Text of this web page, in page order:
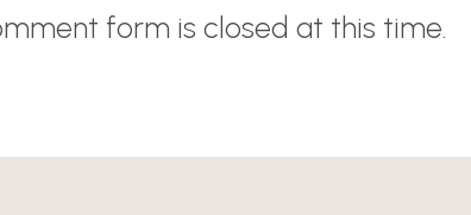
Meditation 7, Mit offenen
form is closed at this time.